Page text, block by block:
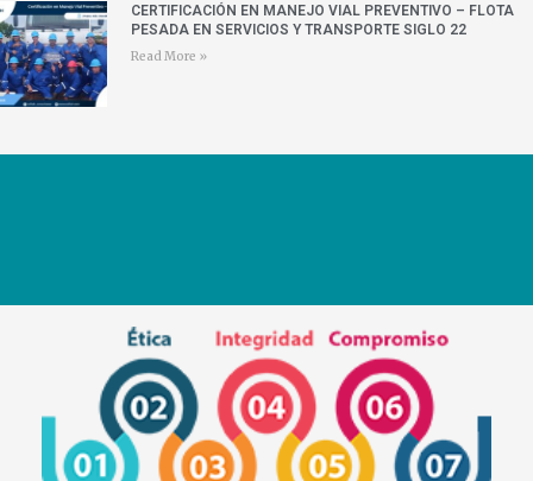
CERTIFICACIÓN EN MANEJO VIAL PREVENTIVO – FLOTA
PESADA EN SERVICIOS Y TRANSPORTE SIGLO 22
Read More »